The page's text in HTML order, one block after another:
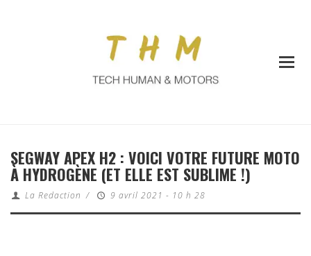
SEGWAY APEX H2 : VOICI VOTRE FUTURE MOTO
À HYDROGÈNE (ET ELLE EST SUBLIME !)
La Redaction / 9 avril 2021 - 10 h 28